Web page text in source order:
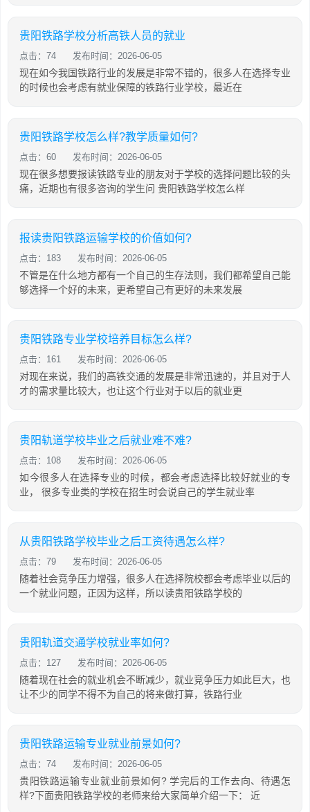
贵阳铁路学校分析高铁人员的就业
点击：74 发布时间：2026-06-05
现在如今我国铁路行业的发展是非常不错的，很多人在选择专业
的时候也会考虑有就业保障的铁路行业学校，最近在
贵阳铁路学校怎么样?教学质量如何?
点击：60 发布时间：2026-06-05
现在很多想要报读铁路专业的朋友对于学校的选择问题比较的头
痛，近期也有很多咨询的学生问 贵阳铁路学校怎么样
报读贵阳铁路运输学校的价值如何?
点击：183 发布时间：2026-06-05
不管是在什么地方都有一个自己的生存法则，我们都希望自己能
够选择一个好的未来，更希望自己有更好的未来发展
贵阳铁路专业学校培养目标怎么样?
点击：161 发布时间：2026-06-05
对现在来说，我们的高铁交通的发展是非常迅速的，并且对于人
才的需求量比较大，也让这个行业对于以后的就业更
贵阳轨道学校毕业之后就业难不难?
点击：108 发布时间：2026-06-05
如今很多人在选择专业的时候，都会考虑选择比较好就业的专
业， 很多专业类的学校在招生时会说自己的学生就业率
从贵阳铁路学校毕业之后工资待遇怎么样?
点击：79 发布时间：2026-06-05
随着社会竞争压力增强，很多人在选择院校都会考虑毕业以后的
一个就业问题，正因为这样，所以读贵阳铁路学校的
贵阳轨道交通学校就业率如何?
点击：127 发布时间：2026-06-05
随着现在社会的就业机会不断减少，就业竞争压力如此巨大，也
让不少的同学不得不为自己的将来做打算，铁路行业
贵阳铁路运输专业就业前景如何?
点击：74 发布时间：2026-06-05
贵阳铁路运输专业就业前景如何? 学完后的工作去向、待遇怎
样?下面贵阳铁路学校的老师来给大家简单介绍一下： 近